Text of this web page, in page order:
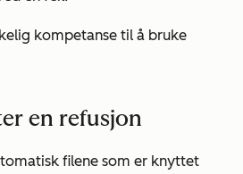
kompetanse til å bruke
en refusjon
filene som er knyttet